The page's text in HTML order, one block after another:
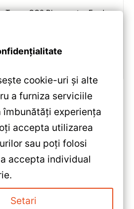
Teyes CC2 Plus pentru Ford
Teyes CC3 2K
pentru Lexus ES
— Recenzie
&
CC3 Kia Sorento
10.2″ QLED
cookie-uri și alte
a furniza serviciile
îmbunătăți experiența
accepta utilizarea
sau poți folosi
accepta individual
Setari